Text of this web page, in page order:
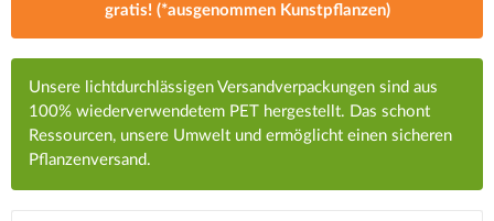
gratis! (*ausgenommen Kunstpflanzen)
Unsere lichtdurchlässigen Versandverpackungen sind aus
100% wiederverwendetem PET hergestellt. Das schont
Ressourcen, unsere Umwelt und ermöglicht einen sicheren
Pflanzenversand.